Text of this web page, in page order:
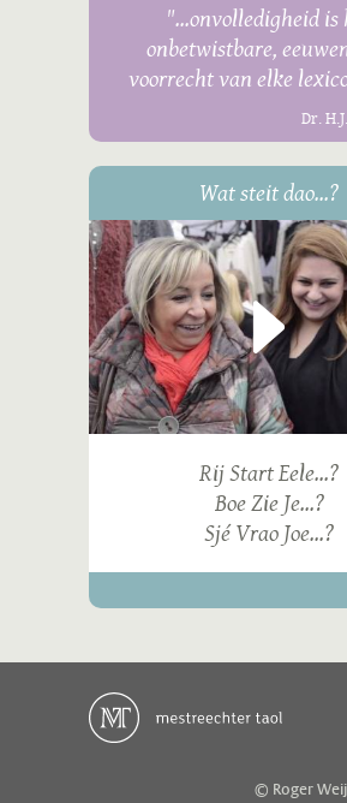
"...onvolledigheid is
onbetwistbare,
voorrecht van elke
Dr.
Wat steit dao...?
Rij Start Eele...?
Boe Zie Je...?
Sjé Vrao Joe...?
© Roger